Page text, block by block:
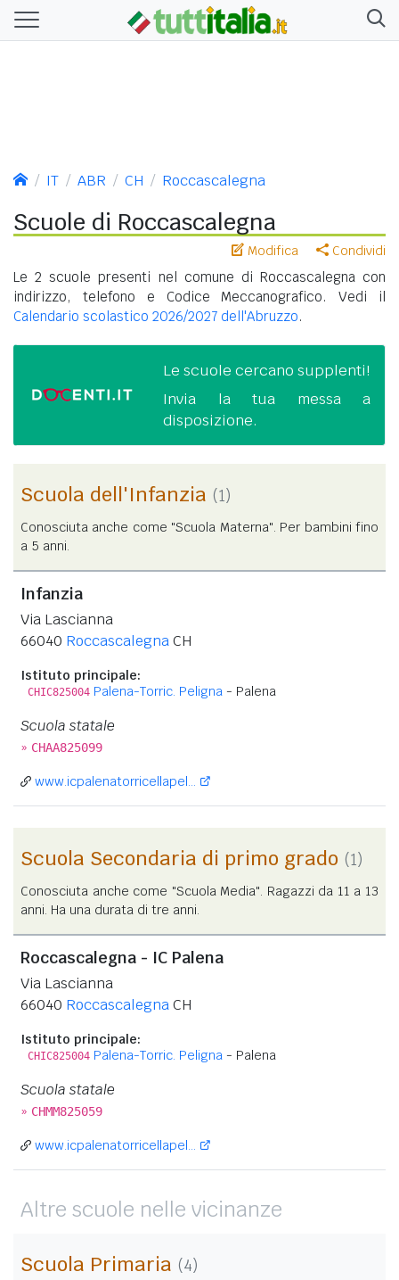
IT ABR CH Roccascalegna
Scuole di Roccascalegna
Modifica Condividi
Le 2 scuole presenti nel comune di Roccascalegna con
indirizzo, telefono e Codice Meccanografico. Vedi il
Calendario scolastico 2026/2027 dell'Abruzzo.
Le scuole cercano supplenti!
Invia la tua messa a
disposizione.
Scuola dell'Infanzia (1)
Conosciuta anche come "Scuola Materna". Per bambini fino
a 5 anni.
Infanzia
Via Lascianna
66040 RoccascalegnaCH
Istituto principale:
CHIC825004 Palena-Torric. Peligna - Palena
Scuola statale
» CHAA825099
www.icpalenatorricellapel...
Scuola Secondaria di primo grado (1)
Conosciuta anche come "Scuola Media". Ragazzi da 11 a 13
anni. Ha una durata di tre anni.
Roccascalegna - IC Palena
Via Lascianna
66040 RoccascalegnaCH
Istituto principale:
CHIC825004 Palena-Torric. Peligna - Palena
Scuola statale
» CHMM825059
www.icpalenatorricellapel...
Altre scuole nelle vicinanze
Scuola Primaria (4)